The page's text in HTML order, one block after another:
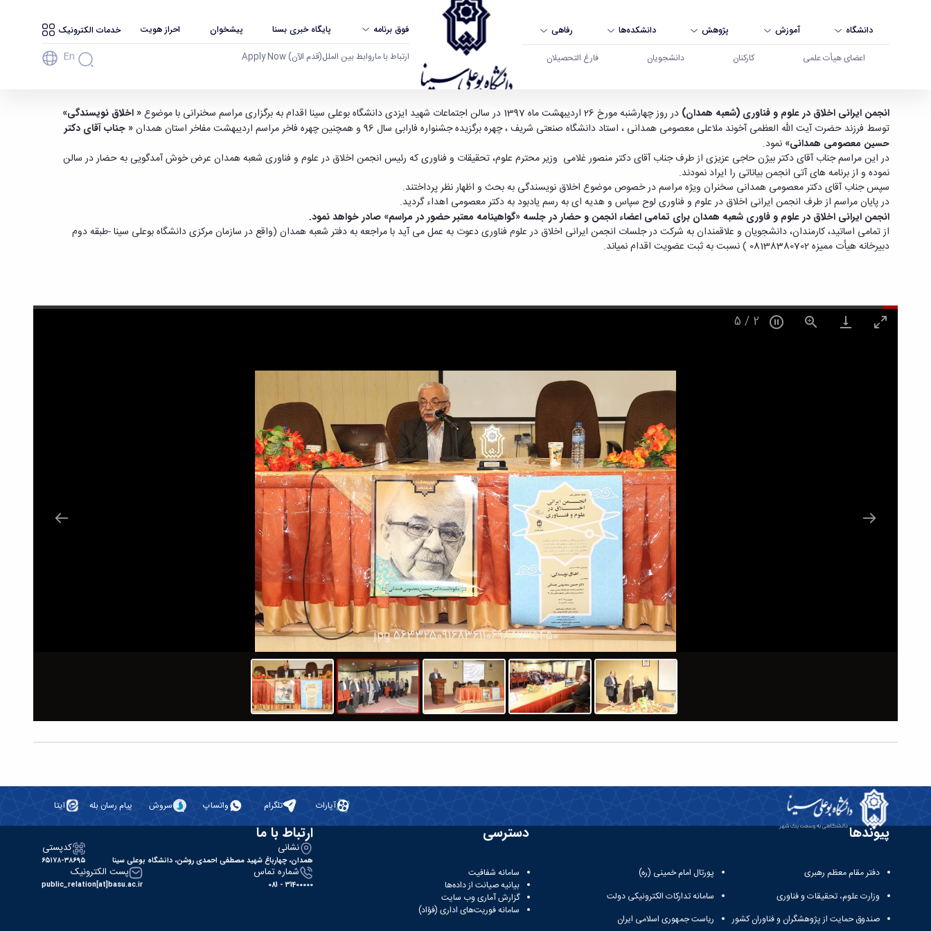
اعضای هیأت علمی کارکنان دانشجویان فارغ التحصیلان (قدم الآن) Apply Now En
مراسم سخنرانی انجمن اخلاق در علوم و فناوری - دانشگاه بوعلی سینا همدان
انجمن ایرانی اخلاق در علوم و فناوری (شعبه همدان) در روز چهارشنبه مورخ 26 اردیبهشت ماه 1397 در سالن اجتماعات شهید ایزدی دانشگاه بوعلی سینا اقدام به برگزاری مراسم سخنرانی با موضوع « اخلاق نویسندگی»
توسط فرزند حضرت آیت الله العظمی آخوند ملاعلی معصومی همدانی ، استاد دانشگاه صنعتی شریف ، چهره برگزیده جشنواره فارابی سال 96 و همچنین چهره فاخر مراسم اردیبهشت مفاخر استان همدان
« جناب آقای دکتر
حسین معصومی همدانی» نمود.
در این مراسم جناب آقای دکتر بیژن حاجی عزیزی از طرف جناب آقای دکتر منصور غلامی وزیر محترم علوم، تحقیقات و فناوری که رئیس انجمن اخلاق در علوم و فناوری شعبه همدان عرض خوش آمدگویی به حضار در سالن
نموده و از برنامه های آتی انجمن بیاناتی را ایراد نمودند.
سپس جناب آقای دکتر معصومی همدانی سخنران ویژه مراسم در خصوص موضوع اخلاق نویسندگی به بحث و اظهار نظر پرداختند.
در پایان مراسم از طرف انجمن ایرانی اخلاق در علوم و فناوری لوح سپاس و هدیه ای به رسم یادبود به دکتر معصومی اهداء گردید.
انجمن ایرانی اخلاق در علوم و فاوری شعبه همدان برای تمامی اعضاء انجمن و حضار در جلسه «گواهینامه معتبر حضور در مراسم» صادر خواهد نمود.
از تمامی اساتید، کارمندان، دانشجویان و علاقمندان به شرکت در جلسات انجمن ایرانی اخلاق در علوم فناوری دعوت به عمل می آید با مراجعه به دفتر شعبه همدان (واقع در سازمان مرکزی دانشگاه بوعلی سینا -طبقه دوم
دبیرخانه هیأت ممیزه 08138380702 ) نسبت به ثبت عضویت اقدام نمیاند.
346182409582975234314618814.jpg
2
/
5
آپارات تلگرام واتساپ سروش پیام رسان بله ایتا
پیوندها
دفتر مقام معظم رهبری
وزارت علوم، تحقیقات و فناوری
صندوق حمایت از پژوهشگران و فناوران کشور
پورتال امام خمینی (ره)
سامانه تدارکات الکترونیکی دولت
ریاست جمهوری اسلامی ایران
دسترسی
سامانه شفافیت
بیانیه صیانت از داده‌ها
گزارش آماری وب‌ سایت
سامانه فوریت‌های اداری (فؤاد)
ارتباط با ما
نشانی
همدان، چهارباغ شهید مصطفی احمدی روشن، دانشگاه بوعلی سینا
کدپستی
۶۵۱۷۸-۳۸۶۹۵
شماره تماس
31400000 - 081
پست الکترونیک
public_relation[at]basu.ac.ir